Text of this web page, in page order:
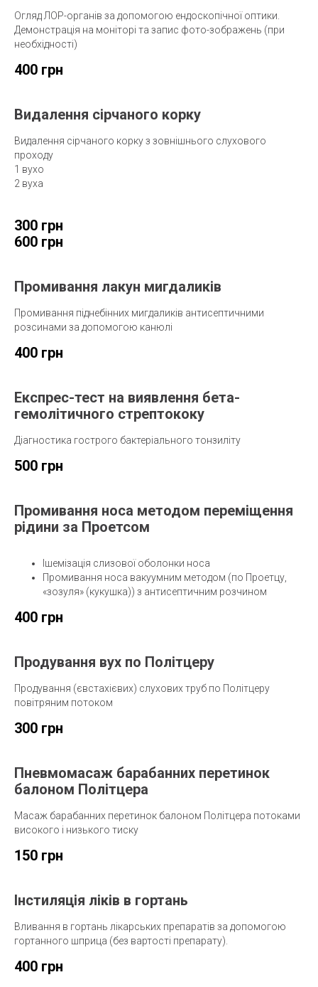
Огляд ЛОР-органів за допомогою ендоскопічної оптики.
Демонстрація на моніторі та запис фото-зображень (при
необхідності)
400 грн
Видалення сірчаного корку
Видалення сірчаного корку з зовнішнього слухового
проходу
1 вухо
2 вуха
300 грн
600 грн
Промивання лакун мигдаликів
Промивання піднебінних мигдаликів антисептичними
розсинами за допомогою канюлі
400 грн
Експрес-тест на виявлення бета-
гемолітичного стрептококу
Діагностика гострого бактеріального тонзиліту
500 грн
Промивання носа методом переміщення
рідини за Проетсом
Ішемізація слизової оболонки носа
Промивання носа вакуумним методом (по Проетцу,
«зозуля» (кукушка)) з антисептичним розчином
400 грн
Продування вух по Політцеру
Продування (євстахієвих) слухових труб по Політцеру
повітряним потоком
300 грн
Пневмомасаж барабанних перетинок
балоном Політцера
Масаж барабанних перетинок балоном Політцера потоками
високого і низького тиску
150 грн
Інстиляція ліків в гортань
Вливання в гортань лікарських препаратів за допомогою
гортанного шприца (без вартості препарату).
400 грн